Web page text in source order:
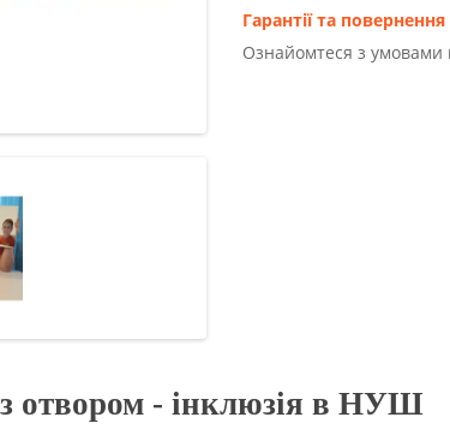
Гарантії та
Ознайомтеся з умовами
з отвором - інклюзія в НУШ